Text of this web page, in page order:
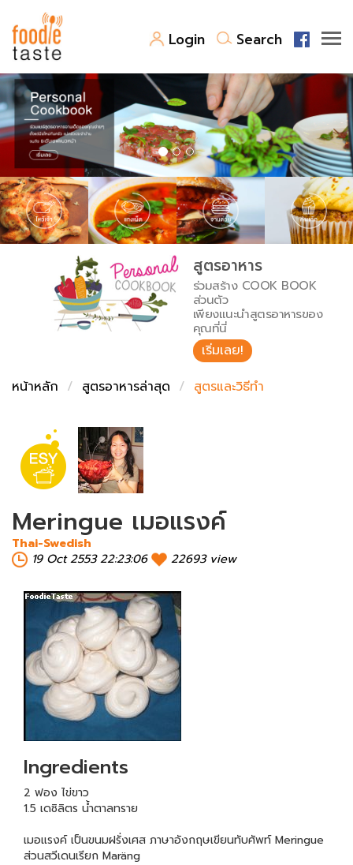
Login Search
สูตรอาหาร
สูตรอาหารล่าสุด
Top Foodie
พาไปชิม
สารพันก้นครัว
เคล็ดลับน่ารู้
เปรียบเทียบหน่วยการตวง
เปรียบเทียบอุณหภูมิ
เปรียบเทียบน้ำหนักวัตถุดิบ
FoodPedia
สร้าง Cookbook
สูตรอาหาร
ร่วมสร้าง COOK BOOK
ส่วนตัว
เพียงแนะนำสูตรอาหารของ
คุณที่นี่
เริ่มเลย!
หน้าหลัก
สูตรอาหารล่าสุด สูตรและวิธีทำ
Meringue เมอแรงค์
Thai-Swedish
19 Oct 2553 22:23:06
22693 view
Ingredients
2 ฟอง ไข่ขาว
1.5 เดซิลิตร น้ำตาลทราย
เมอแรงค์ เป็นขนมฝรั่งเศส ภาษาอังกฤษเขียนทับศัพท์ Meringue
ส่วนสวีเดนเรียก Maräng